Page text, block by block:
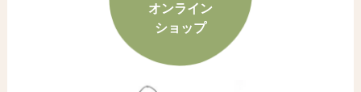
オンライン
ショップ